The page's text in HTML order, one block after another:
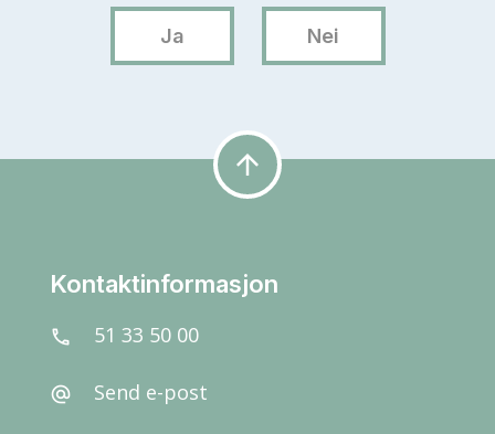
arrow_upward
Kontaktinformasjon
call 51 33 50 00
alternate_email Send e-post